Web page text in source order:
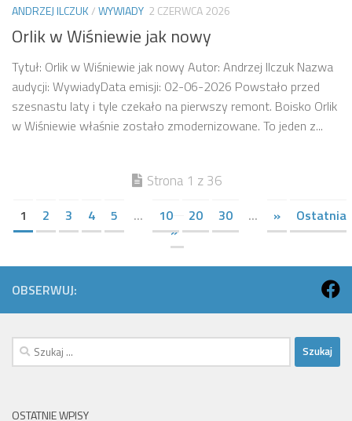
ANDRZEJ ILCZUK/WYWIADY 2 CZERWCA 2026
Orlik w Wiśniewie jak nowy
Tytuł: Orlik w Wiśniewie jak nowy Autor: Andrzej Ilczuk Nazwa
audycji: WywiadyData emisji: 02-06-2026 Powstało przed
szesnastu laty i tyle czekało na pierwszy remont. Boisko Orlik
w Wiśniewie właśnie zostało zmodernizowane. To jeden z...
Strona 1 z 36
1 2 3 4 5 ... 10 20 30 ... »
Ostatnia
»
OBSERWUJ:
Szukaj:
OSTATNIE WPISY